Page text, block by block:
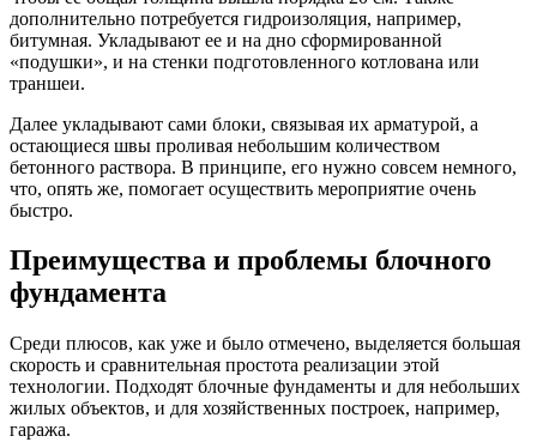
дополнительно потребуется гидроизоляция, например,
битумная. Укладывают ее и на дно сформированной
«подушки», и на стенки подготовленного котлована или
траншеи.
Далее укладывают сами блоки, связывая их арматурой, а
остающиеся швы проливая небольшим количеством
бетонного раствора. В принципе, его нужно совсем немного,
что, опять же, помогает осуществить мероприятие очень
быстро.
Преимущества и проблемы блочного
фундамента
Среди плюсов, как уже и было отмечено, выделяется большая
скорость и сравнительная простота реализации этой
технологии. Подходят блочные фундаменты и для небольших
жилых объектов, и для хозяйственных построек, например,
гаража.